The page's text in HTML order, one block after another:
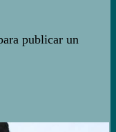
publicar un